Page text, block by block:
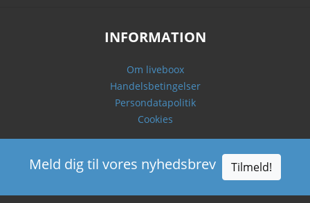
INFORMATION
Om liveboox
Handelsbetingelser
Persondatapolitik
Cookies
Meld dig til vores nyhedsbrev Tilmeld!